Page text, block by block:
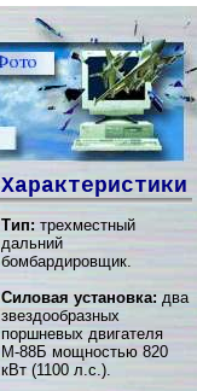
Характеристики
Тип: трехместный
дальний
бомбардировщик.
Силовая установка: два
звездообразных
поршневых двигателя
М-88Б мощностью 820
кВт (1100 л.с.).